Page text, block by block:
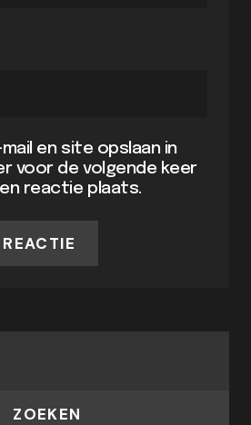
mail en site opslaan in
voor de volgende keer
reactie plaats.
ZOEKEN